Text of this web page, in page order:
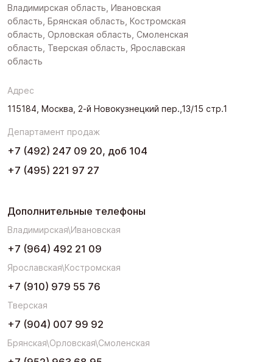
Владимирская область, Ивановская
область, Брянская область, Костромская
область, Орловская область, Смоленская
область, Тверская область, Ярославская
область
Адрес
115184, Москва, 2-й Новокузнецкий пер.,13/15 стр.1
Департамент продаж
+7 (492) 247 09 20, доб 104
+7 (495) 221 97 27
Дополнительные телефоны
Владимирская\Ивановская
+7 (964) 492 21 09
Ярославская\Костромская
+7 (910) 979 55 76
Тверская
+7 (904) 007 99 92
Брянская\Орловская\Смоленская